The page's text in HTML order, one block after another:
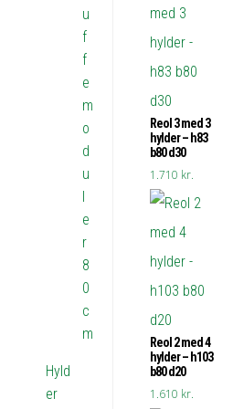
Reol 3 med 3
hylder – h83
b80 d30
1.710 kr.
Reol 2 med 4
hylder – h103
b80 d20
1.610 kr.
u
f
f
e
m
o
d
u
l
e
r
8
0
c
m
Hyld
er